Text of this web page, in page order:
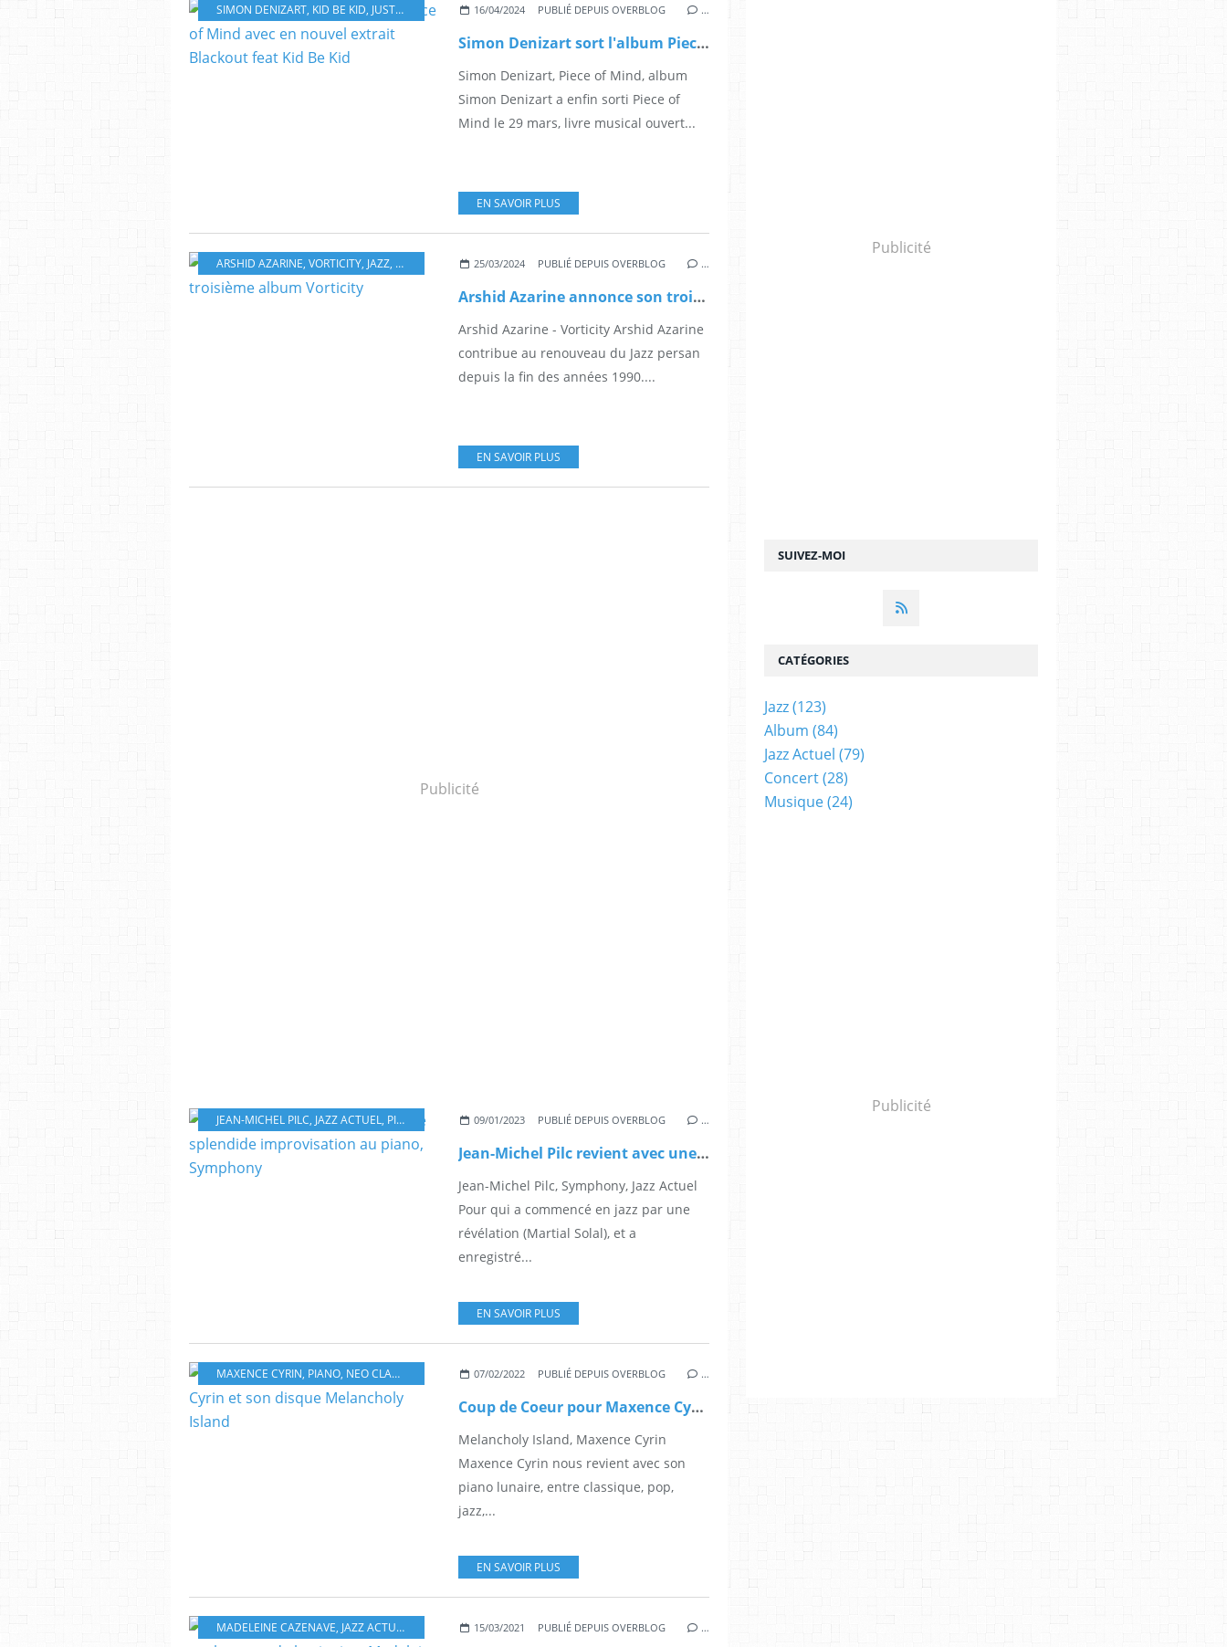
SIMON DENIZART, KID BE KID, JUSTIN TIME RECORDS ,CANADA ,PIANO,JAZZ,DISQUE,BLACKOUT MICHEL MEDRANO BRINDIS
16/04/2024 PUBLIÉ DEPUIS OVERBLOG …
Simon Denizart sort l'album Piece of Mind avec en nouvel extrait Blackout feat Kid Be Kid
Simon Denizart, Piece of Mind, album
Simon Denizart a enfin sorti Piece of
Mind le 29 mars, livre musical ouvert...
EN SAVOIR PLUS
ARSHID AZARINE, VORTICITY, JAZZ, ACTUEL PIANO,IRAN,MUSIQUE,SEINE MUSICALE,MÉDECIN,
25/03/2024 PUBLIÉ DEPUIS OVERBLOG …
Arshid Azarine annonce son troisième album Vorticity
Arshid Azarine - Vorticity Arshid Azarine
contribue au renouveau du Jazz persan
depuis la fin des années 1990....
EN SAVOIR PLUS
Publicité
JEAN-MICHEL PILC, JAZZ ACTUEL, PIANO ,PIANISTE DE JAZZ,SYMPHONY,ALBUM,CONCERT JUSTIN TIME
09/01/2023 PUBLIÉ DEPUIS OVERBLOG …
Jean-Michel Pilc revient avec une splendide improvisation au piano, Symphony
Jean-Michel Pilc, Symphony, Jazz Actuel
Pour qui a commencé en jazz par une
révélation (Martial Solal), et a
enregistré...
EN SAVOIR PLUS
MAXENCE CYRIN, PIANO, NEO CLASSIQUE MELENACHOLY ISLAND,RIVAGES,STEINWAY, CONCERT
07/02/2022 PUBLIÉ DEPUIS OVERBLOG …
Coup de Coeur pour Maxence Cyrin et son disque Melancholy Island
Melancholy Island, Maxence Cyrin
Maxence Cyrin nous revient avec son
piano lunaire, entre classique, pop,
jazz,...
EN SAVOIR PLUS
MADELEINE CAZENAVE, JAZZ ACTUEL ANTEPRIMA,LABORIE JAZZ,SYLVAIN DIDOU BORIS LOUVET
15/03/2021 PUBLIÉ DEPUIS OVERBLOG …
SUIVEZ-MOI
Publicité
CATÉGORIES
Jazz(123)
Album (84)
Jazz Actuel (79)
Concert(28)
Musique(24)
Publicité